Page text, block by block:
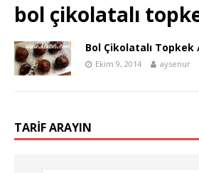
bol çikolatalı
Bol Çikolatalı
Ekim 9, 2014 aysenur
TARIF ARAYIN